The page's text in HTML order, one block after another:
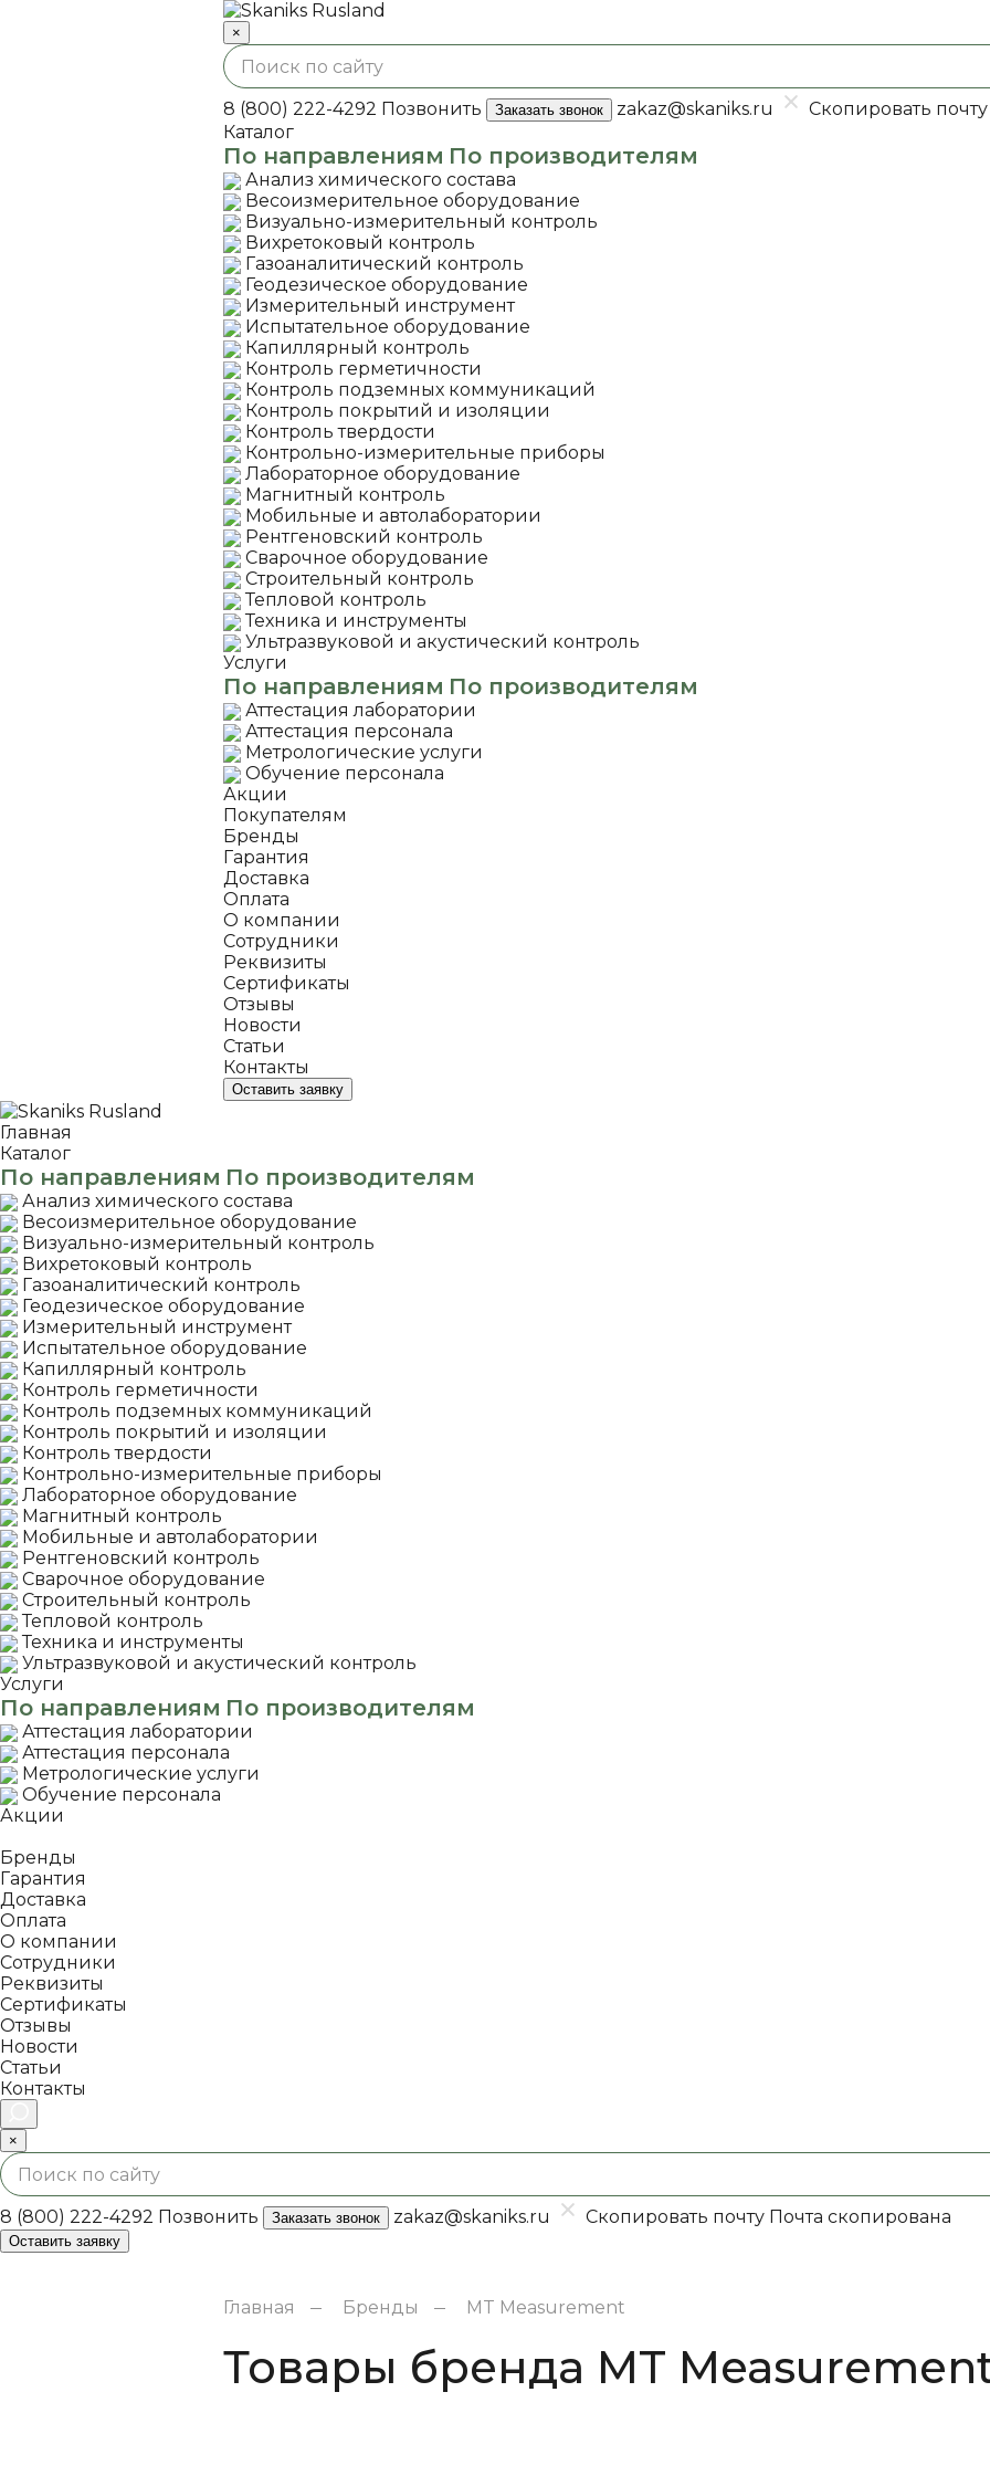
×
8 (800) 222-4292 Позвонить Заказать звонок zakaz@skaniks.ru
Скопировать почту
Каталог
По направлениям По производителям
Анализ химического состава
Весоизмерительное оборудование
Визуально-измерительный контроль
Вихретоковый контроль
Газоаналитический контроль
Геодезическое оборудование
Измерительный инструмент
Испытательное оборудование
Капиллярный контроль
Контроль герметичности
Контроль подземных коммуникаций
Контроль покрытий и изоляции
Контроль твердости
Контрольно-измерительные приборы
Лабораторное оборудование
Магнитный контроль
Мобильные и автолаборатории
Рентгеновский контроль
Сварочное оборудование
Строительный контроль
Тепловой контроль
Техника и инструменты
Ультразвуковой и акустический контроль
Услуги
По направлениям По производителям
Аттестация лаборатории
Аттестация персонала
Метрологические услуги
Обучение персонала
Акции
Покупателям
Бренды
Гарантия
Доставка
Оплата
О компании
Сотрудники
Реквизиты
Сертификаты
Отзывы
Новости
Статьи
Контакты
Оставить заявку
Главная
Каталог
По направлениям По производителям
Анализ химического состава
Весоизмерительное оборудование
Визуально-измерительный контроль
Вихретоковый контроль
Газоаналитический контроль
Геодезическое оборудование
Измерительный инструмент
Испытательное оборудование
Капиллярный контроль
Контроль герметичности
Контроль подземных коммуникаций
Контроль покрытий и изоляции
Контроль твердости
Контрольно-измерительные приборы
Лабораторное оборудование
Магнитный контроль
Мобильные и автолаборатории
Рентгеновский контроль
Сварочное оборудование
Строительный контроль
Тепловой контроль
Техника и инструменты
Ультразвуковой и акустический контроль
Услуги
По направлениям По производителям
Аттестация лаборатории
Аттестация персонала
Метрологические услуги
Обучение персонала
Акции
Бренды
Гарантия
Доставка
Оплата
О компании
Сотрудники
Реквизиты
Сертификаты
Отзывы
Новости
Статьи
Контакты
×
8 (800) 222-4292 Позвонить Заказать звонок zakaz@skaniks.ru Скопировать почту Почта скопирована
Оставить заявку
Главная Бренды MT Measurement
Товары бренда MT